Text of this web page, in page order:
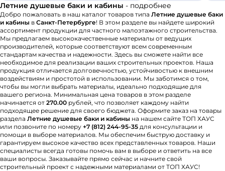
Летние душевые баки и кабины - подробнее
Добро пожаловать в наш каталог товаров типа Летние душевые баки
и кабины в Санкт-Петербурге! В этом разделе вы найдете широкий
ассортимент продукции для частного малоэтажного строительства.
Мы предлагаем высококачественные материалы от ведущих
производителей, которые соответствуют всем современным
стандартам качества и надежности. Здесь вы сможете найти все
необходимое для реализации ваших строительных проектов. Наша
продукция отличается долговечностью, устойчивостью к внешним
воздействиям и простотой в использовании. Мы заботимся о том,
чтобы вы могли выбрать материалы, идеально подходящие для
вашего региона. Минимальная цена товаров в этом разделе
начинается от 270.00 рублей, что позволяет каждому найти
подходящее решение для своего бюджета. Оформите заказ на товары
раздела Летние душевые баки и кабины на нашем сайте ТОП ХАУС
или позвоните по номеру +7 (812) 244-95-35 для консультации и
помощи в выборе материалов. Мы обеспечим быструю доставку и
гарантируем высокое качество всех представленных товаров. Наши
специалисты всегда готовы помочь вам в выборе и ответить на все
ваши вопросы. Заказывайте прямо сейчас и начните свой
строительный проект с надежными материалами от ТОП ХАУС!